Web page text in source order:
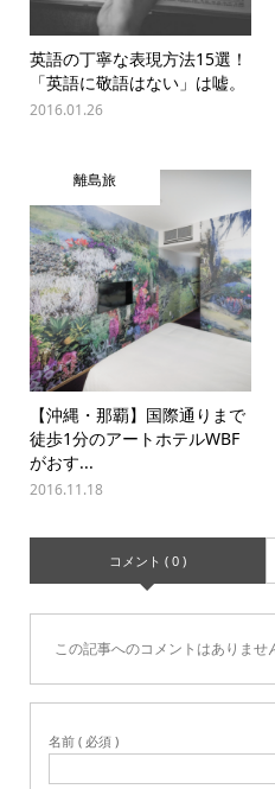
英語の丁寧な表現方法15選！
「英語に敬語はない」は嘘。
2016.01.26
離島旅
【沖縄・那覇】国際通りまで
徒歩1分のアートホテルWBF
がおす...
2016.11.18
コメント ( 0 )
この記事へのコメントはありませ
名前 ( 必須 )